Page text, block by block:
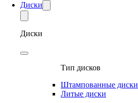
Диски
Диски
Тип дисков
Штампованные диски
Литые диски